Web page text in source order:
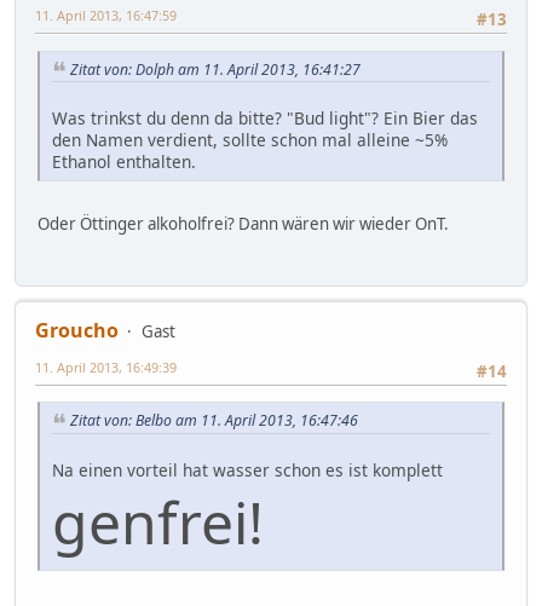
#13
11. April 2013, 16:47:59
Zitat von: Dolph am 11. April 2013, 16:41:27
Was trinkst du denn da bitte? "Bud light"? Ein Bier das
den Namen verdient, sollte schon mal alleine ~5%
Ethanol enthalten.
Oder Öttinger alkoholfrei? Dann wären wir wieder OnT.
Groucho
Gast
#14
11. April 2013, 16:49:39
Zitat von: Belbo am 11. April 2013, 16:47:46
Na einen vorteil hat wasser schon es ist komplett
genfrei!